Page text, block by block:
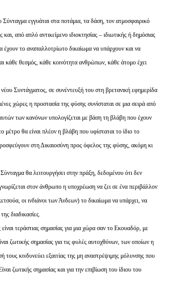
Σύνταγμα εγγυάται στα ποτάμια, τα δάση, τον ατμοσφαιρικό
από απλό αντικείμενο ιδιοκτησίας – ιδιωτικής ή δημόσιας
έχουν το αναπαλλοτρίωτο δικαίωμα να υπάρχουν και να
κάθε θεσμός, κάθε κοινότητα ανθρώπων, κάθε άτομο έχει
Συντάγματος, σε συνέντευξή του στη βρετανική εφημερίδα
χώρες η προστασία της φύσης συνίσταται σε μια σειρά από
των κανόνων υπολογίζεται με βάση τη βλάβη που έχουν
θα είναι πλέον η βλάβη που υφίσταται το ίδιο το
στη Δικαιοσύνη προς όφελος της φύσης, ακόμη κι
θα λειτουργήσει στην πράξη, δεδομένου ότι δεν
στον άνθρωπο η υποχρέωση να ζει σε ένα περιβάλλον
οι ινδιάνοι των Άνδεων) το δικαίωμα να υπάρχει, να
διαδικασίες.
τεράστιας σημασίας για μια χώρα σαν το Εκουαδόρ, με
ζωτικής σημασίας για τις φυλές αυτοχθόνων, των οποίων η
τους κινδυνεύει εξαιτίας της μη αναστρέψιμης μόλυνσης που
ζωτικής σημασίας και για την επιβίωση του ίδιου του